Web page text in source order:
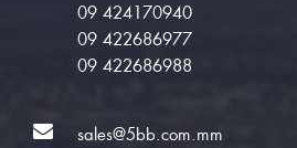
09 424170940
09 422686977
09 422686988
sales@5bb.com.mm